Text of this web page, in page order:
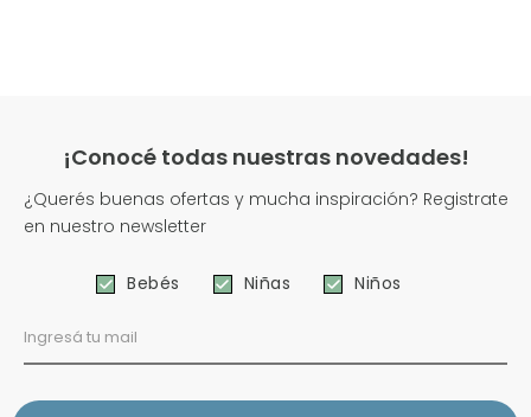
¡Conocé todas nuestras novedades!
¿Querés buenas ofertas y mucha inspiración? Registrate
en nuestro newsletter
Bebés Niñas Niños